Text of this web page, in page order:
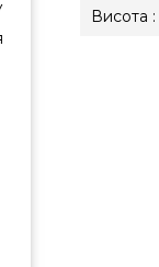
Висота :